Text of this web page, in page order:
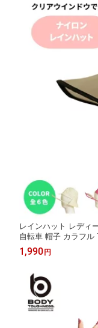
レインハット レディ
自転車 帽子 カラフ
雨の日散歩 ペット 雨
1,990 円